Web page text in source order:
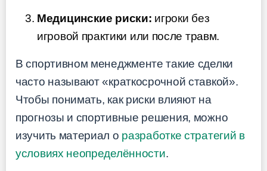
Медицинские риски: игроки без
игровой практики или после травм.
В спортивном менеджменте такие сделки
часто называют «краткосрочной ставкой».
Чтобы понимать, как риски влияют на
прогнозы и спортивные решения, можно
изучить материал о разработке стратегий в
условиях неопределённости.